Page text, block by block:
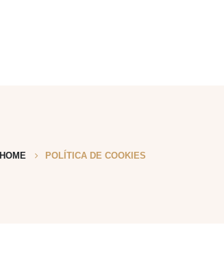
HOME POLÍTICA DE COOKIES